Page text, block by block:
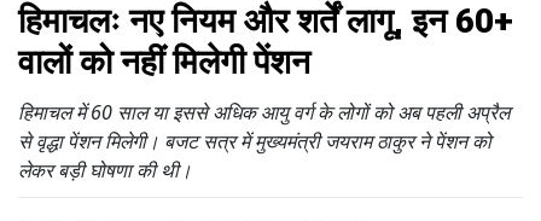
हिमाचलः नए नियम और शर्तें लागू, इन 60+
वालों को नहीं मिलेगी पेंशन
हिमाचल में 60 साल या इससे अधिक आयु वर्ग के लोगों को अब पहली अप्रैल
से वृद्धा पेंशन मिलेगी। बजट सत्र में मुख्यमंत्री जयराम ठाकुर ने पेंशन को
लेकर बड़ी घोषणा की थी।